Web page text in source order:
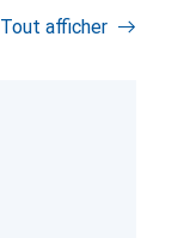
Tout afficher